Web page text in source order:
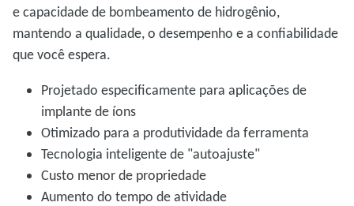
e capacidade de bombeamento de hidrogênio,
mantendo a qualidade, o desempenho e a confiabilidade
que você espera.
Projetado especificamente para aplicações de
implante de íons
Otimizado para a produtividade da ferramenta
Tecnologia inteligente de "autoajuste"
Custo menor de propriedade
Aumento do tempo de atividade